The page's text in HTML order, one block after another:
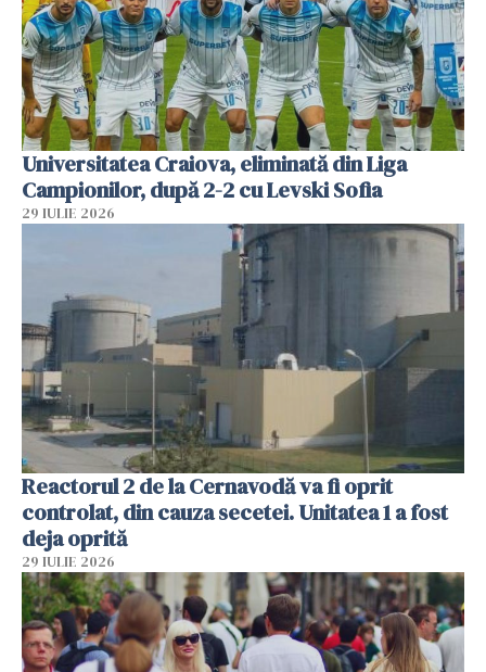
Universitatea Craiova, eliminată din Liga
Campionilor, după 2-2 cu Levski Sofia
29 IULIE 2026
Reactorul 2 de la Cernavodă va fi oprit
controlat, din cauza secetei. Unitatea 1 a fost
deja oprită
29 IULIE 2026